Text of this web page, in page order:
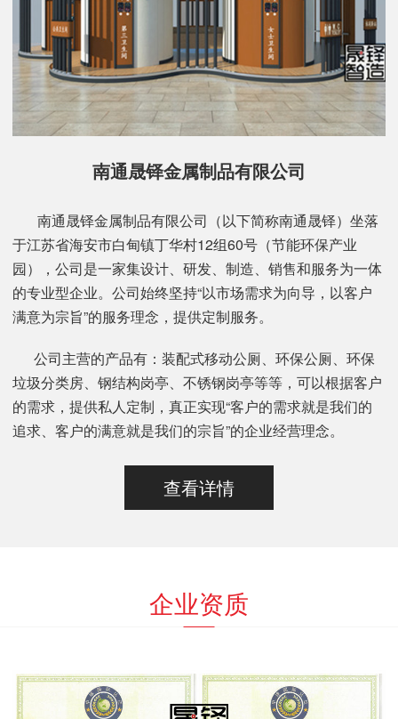
南通晟铎金属制品有限公司
南通晟铎金属制品有限公司（以下简称南通晟铎）坐落
于江苏省海安市白甸镇丁华村12组60号（节能环保产业
园），公司是一家集设计、研发、制造、销售和服务为一体
的专业型企业。公司始终坚持“以市场需求为向导，以客户
满意为宗旨”的服务理念，提供定制服务。
公司主营的产品有：装配式移动公厕、环保公厕、环保
垃圾分类房、钢结构岗亭、不锈钢岗亭等等，可以根据客户
的需求，提供私人定制，真正实现“客户的需求就是我们的
追求、客户的满意就是我们的宗旨”的企业经营理念。
查看详情
企业资质